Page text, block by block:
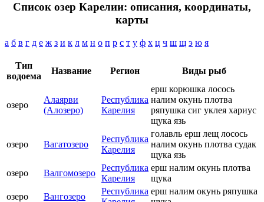
Cписок озер Карелии: описания, координаты,
карты
а б в г д е ж з и к л м н о п р с т у ф х ц ч ш щ э ю я
Тип
водоема
Название Регион Виды рыб
озеро
Алаярви
(Алозеро)
Республика
Карелия
ерш корюшка лосось
налим окунь плотва
ряпушка сиг уклея хариус
щука язь
озеро Вагатозеро
Республика
Карелия
голавль ерш лещ лосось
налим окунь плотва судак
щука язь
озеро
Валгомозеро
Республика
Карелия
ерш налим окунь плотва
щука
озеро
Вангозеро
Республика ерш налим окунь ряпушка